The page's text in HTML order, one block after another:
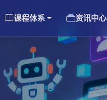
课程体系 资讯中心